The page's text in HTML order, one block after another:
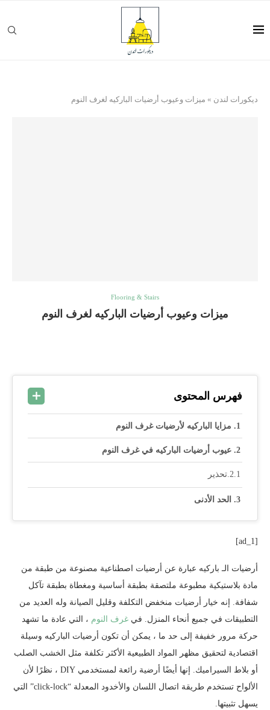
ديكورات لندن » ميزات وعيوب أرضيات الباركيه لغرف النوم
Flooring & Stairs
ميزات وعيوب أرضيات الباركيه لغرف النوم
فهرس المحتوى
مزايا الباركيه لأرضيات غرف النوم
عيوب أرضيات الباركيه في غرف النوم
تحذير
الحد الأدنى
[ad_1]
أرضيات الـ باركيه عبارة عن أرضيات اصطناعية مصنوعة من طبقة من
مادة بلاستيكية مطبوعة ملتصقة بطبقة أساسية ومغطاة بطبقة تآكل
شفافة. إنه خيار أرضيات منخفض التكلفة وقليل الصيانة وله العديد من
التطبيقات في جميع أنحاء المنزل. في غرف النوم ، التي عادة ما تشهد
حركة مرور خفيفة إلى حد ما ، يمكن أن تكون أرضيات الباركيه وسيلة
اقتصادية لتحقيق مظهر المواد الطبيعية الأكثر تكلفة مثل الخشب الصلب
أو بلاط السيراميك. إنها أيضًا أرضية رائعة لمستخدمي DIY ، نظرًا لأن
الألواح تستخدم طريقة اتصال اللسان والأخدود المعدلة “click-lock” التي
يسهل تثبيتها.